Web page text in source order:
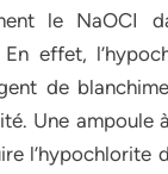
le NaOCI
En effet,
de
Une ampoule
l’hypochlorite